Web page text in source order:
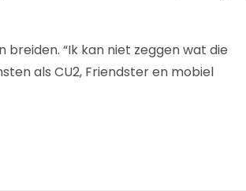
“Ik kan niet zeggen wat die
als CU2, Friendster en mobiel